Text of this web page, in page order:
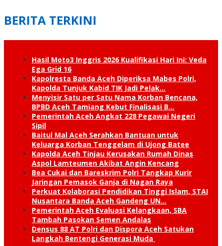
BERITA TERKINI
Hasil Moto3 Inggris 2026 Kualifikasi Hari Ini: Veda
Ega Grid 16
Kapolresta Banda Aceh Diperiksa Mabes Polri,
Kapolda Tunjuk Kabid TIK Jadi Pelak…
Menyisir Satu per Satu Nama Korban Bencana,
BPBD Aceh Tamiang Kebut Finalisasi B…
Pemerintah Aceh Angkat 228 Pegawai Negeri
Sipil
Baitul Mal Aceh Serahkan Bantuan untuk
Keluarga Korban Tenggelam di Ujong Batee
Kapolda Aceh Tinjau Kerusakan Rumah Dinas
Aspol Lamteumen Akibat Angin Kencang
Bea Cukai dan Bareskrim Polri Tangkap Kurir
Jaringan Pemasok Ganja di Nagan Raya
Perkuat Kolaborasi Pendidikan Tinggi Islam, STAI
Nusantara Banda Aceh Gandeng UN…
Pemerintah Aceh Evaluasi Kelangkaan, SBA
Tambah Pasokan Semen Andalas
Densus 88 AT Polri dan Dispora Aceh Satukan
Langkah Bentengi Generasi Muda